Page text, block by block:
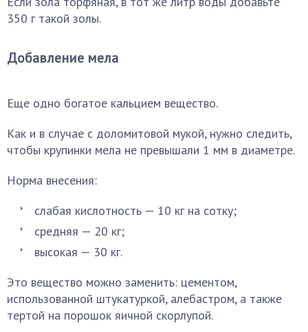
350 г такой золы.
Добавление мела
Еще одно богатое кальцием вещество.
Как и в случае с доломитовой мукой, нужно следить,
чтобы крупинки мела не превышали 1 мм в диаметре.
Норма внесения:
слабая кислотность — 10 кг на сотку;
средняя — 20 кг;
высокая — 30 кг.
Это вещество можно заменить: цементом,
использованной штукатуркой, алебастром, а также
тертой на порошок яичной скорлупой.